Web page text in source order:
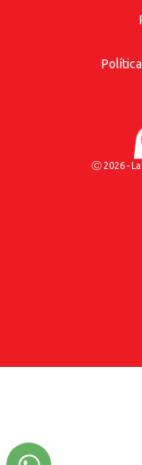
Ⓒ 2026 -